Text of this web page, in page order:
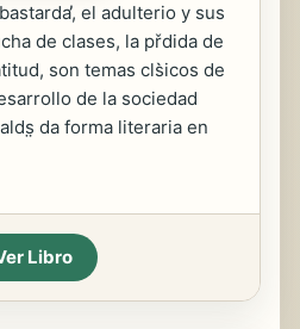
el adulterio y sus
de clases, la přdida de
son temas cls̀icos de
de la sociedad
da forma literaria en
Libro